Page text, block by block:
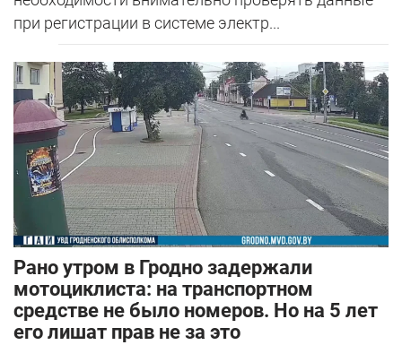
при регистрации в системе электр...
Рано утром в Гродно задержали
мотоциклиста: на транспортном
средстве не было номеров. Но на 5 лет
его лишат прав не за это